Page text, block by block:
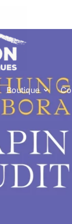
Boutique